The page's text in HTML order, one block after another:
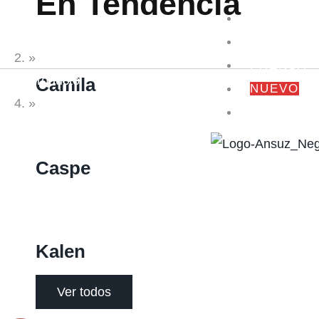
PRENSA
NUEVO
Camila
Caspe
Kalen
Ver todos
»
Producto
»